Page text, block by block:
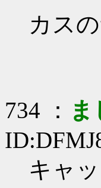
カス
734 ： ま
キャ